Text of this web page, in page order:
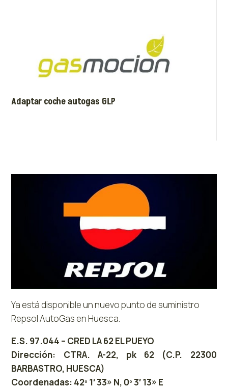
Adaptar coche autogas GLP
Ya está disponible un nuevo punto de suministro
Repsol AutoGas en Huesca.
E.S. 97.044 – CRED LA 62 EL PUEYO
Dirección: CTRA. A-22, pk 62 (C.P. 22300
BARBASTRO, HUESCA)
Coordenadas: 42º 1′ 33» N, 0º 3′ 13» E